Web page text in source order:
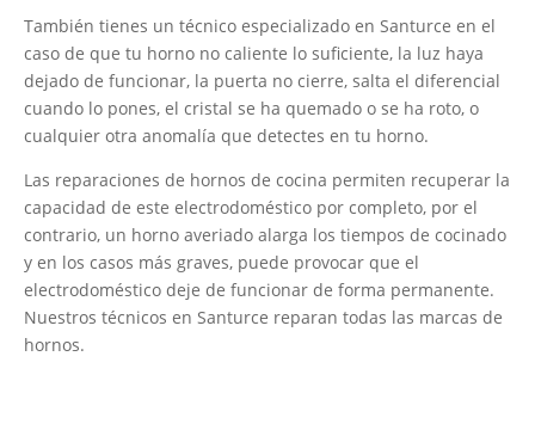
También tienes un técnico especializado en Santurce en el
caso de que tu horno no caliente lo suficiente, la luz haya
dejado de funcionar, la puerta no cierre, salta el diferencial
cuando lo pones, el cristal se ha quemado o se ha roto, o
cualquier otra anomalía que detectes en tu horno.
Las reparaciones de hornos de cocina permiten recuperar la
capacidad de este electrodoméstico por completo, por el
contrario, un horno averiado alarga los tiempos de cocinado
y en los casos más graves, puede provocar que el
electrodoméstico deje de funcionar de forma permanente.
Nuestros técnicos en Santurce reparan todas las marcas de
hornos.